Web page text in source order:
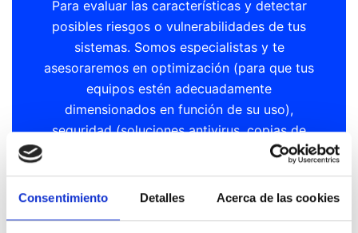
Consentimiento Detalles Acerca de las cookies
Para evaluar las características y detectar
posibles riesgos o vulnerabilidades de tus
sistemas. Somos especialistas y te
asesoraremos en optimización (para que tus
equipos estén adecuadamente
dimensionados en función de su uso),
seguridad (soluciones antivirus, copias de
seguridad y prevención de accesos no
configuración de la red y los servidores para